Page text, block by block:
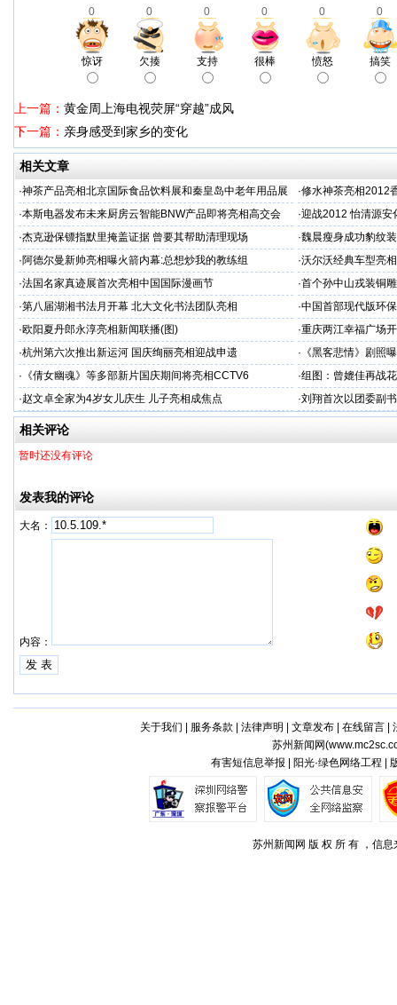
0 0 0 0 0 0
惊讶 欠揍 支持 很棒 愤怒 搞笑
上一篇： 黄金周上海电视荧屏“穿越”成风
下一篇： 亲身感受到家乡的变化
相关文章
·神茶产品亮相北京国际食品饮料展和秦皇岛中老年用品展
示会
·修水神茶亮相2012
·本斯电器发布未来厨房云智能BNW产品即将亮相高交会 ·迎战2012 怡清源安
·杰克逊保镖指默里掩盖证据 曾要其帮助清理现场 ·魏晨瘦身成功豹纹
·阿德尔曼新帅亮相曝火箭内幕:总想炒我的教练组 ·沃尔沃经典车型亮
·法国名家真迹展首次亮相中国国际漫画节 ·首个孙中山戎装铜
·第八届湖湘书法月开幕 北大文化书法团队亮相 ·中国首部现代版环
·欧阳夏丹郎永淳亮相新闻联播(图) ·重庆两江幸福广场
·杭州第六次推出新运河 国庆绚丽亮相迎战申遗 · 《黑客悲情》剧照
· 《倩女幽魂》等多部新片国庆期间将亮相CCTV6 ·组图：曾媲佳再战
·赵文卓全家为4岁女儿庆生 儿子亮相成焦点 ·刘翔首次以团委副
相关评论
暂时还没有评论
发表我的评论
大名：
内容：
关于我们 服务条款 法律声明 文章发布| 在线留言|
苏州新闻网(
有害短信息举报 | 阳光·绿色网络工程 |
苏州新闻网 版 权 所 有 ，信